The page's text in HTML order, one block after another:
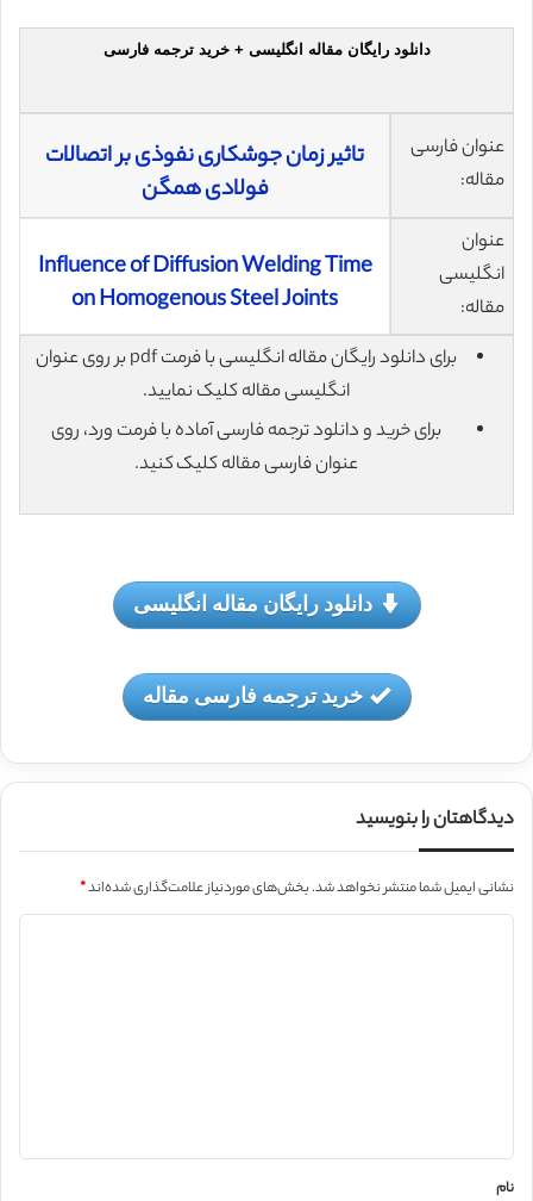
دانلود رایگان مقاله انگلیسی + خرید ترجمه فارسی
عنوان فارسی
مقاله:
تاثیر زمان جوشکاری نفوذی بر اتصالات
فولادی همگن
عنوان
انگلیسی
مقاله:
Influence of Diffusion Welding Time
on Homogenous Steel Joints
برای دانلود رایگان مقاله انگلیسی با فرمت pdf بر روی عنوان
انگلیسی مقاله کلیک نمایید.
برای خرید و دانلود ترجمه فارسی آماده با فرمت ورد، روی
عنوان فارسی مقاله کلیک کنید.
دانلود رایگان مقاله انگلیسی
خرید ترجمه فارسی مقاله
دیدگاهتان را بنویسید
نشانی ایمیل شما منتشر نخواهد شد.بخش‌های موردنیاز علامت‌گذاری شده‌اند*
نام